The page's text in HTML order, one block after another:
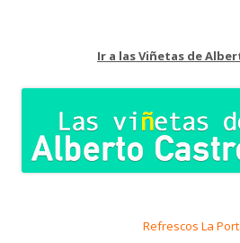
Ir a las Viñetas de
Refrescos La